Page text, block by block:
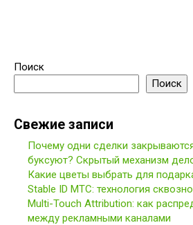
Поиск
Поиск
Свежие записи
Почему одни сделки
буксуют? Скрытый механизм
Какие цветы выбрать для
Stable ID МТС: технология
Multi-Touch Attribution: как
между рекламными каналами